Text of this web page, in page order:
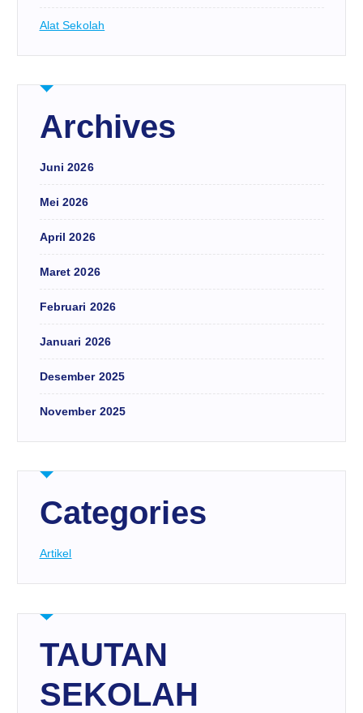
Alat Sekolah
Archives
Juni 2026
Mei 2026
April 2026
Maret 2026
Februari 2026
Januari 2026
Desember 2025
November 2025
Categories
Artikel
TAUTAN
SEKOLAH